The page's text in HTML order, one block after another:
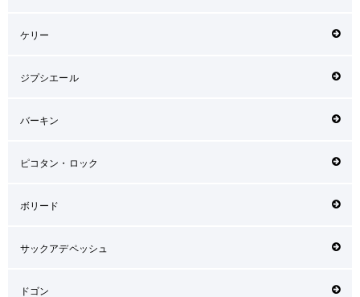
ケリー
ジプシエール
バーキン
ピコタン・ロック
ボリード
サックアデペッシュ
ドゴン